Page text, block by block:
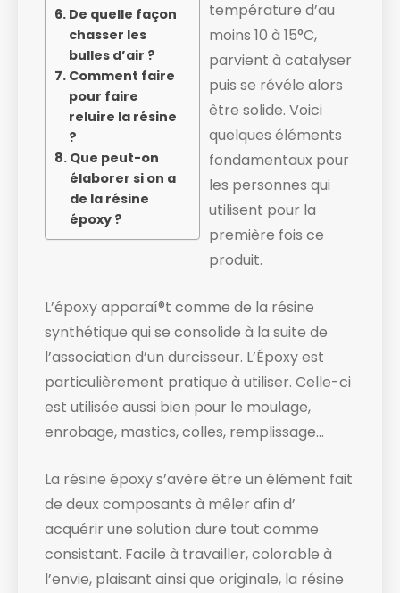
De quelle façon
chasser les
bulles d’air ?
Comment faire
pour faire
reluire la résine
?
Que peut-on
élaborer si on a
de la résine
époxy ?
température d’au
moins 10 à 15°C,
parvient à catalyser
puis se révéle alors
être solide. ​Voici
quelques éléments
fondamentaux pour
les personnes qui
utilisent pour la
première fois ce
produit.
L’époxy apparaí®t comme de la résine
synthétique qui se consolide à la suite de
l’association d’un durcisseur. L’Époxy est
particulièrement pratique à utiliser. Celle-ci
est utilisée aussi bien pour le moulage,
enrobage, mastics, colles, remplissage…
La résine époxy s’avère être un élément fait
de deux composants à mêler afin d’
acquérir une solution dure tout comme
consistant. Facile à travailler, colorable à
l’envie, plaisant ainsi que originale, la résine